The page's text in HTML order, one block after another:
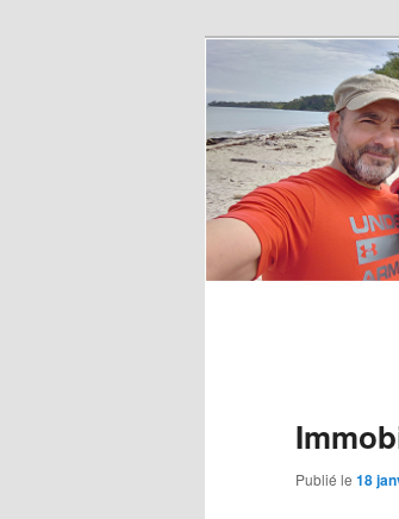
Publié le 18